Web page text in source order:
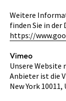
Weitere
finden Sie in der
https://
Vimeo
Unsere Website
Anbieter ist die
New York 10011,